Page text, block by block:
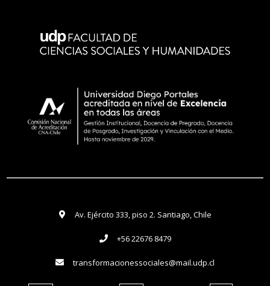
Av. Ejército 333, piso 2. Santiago, Chile
+56 22676 8479
transformacionessociales@mail.udp.cl